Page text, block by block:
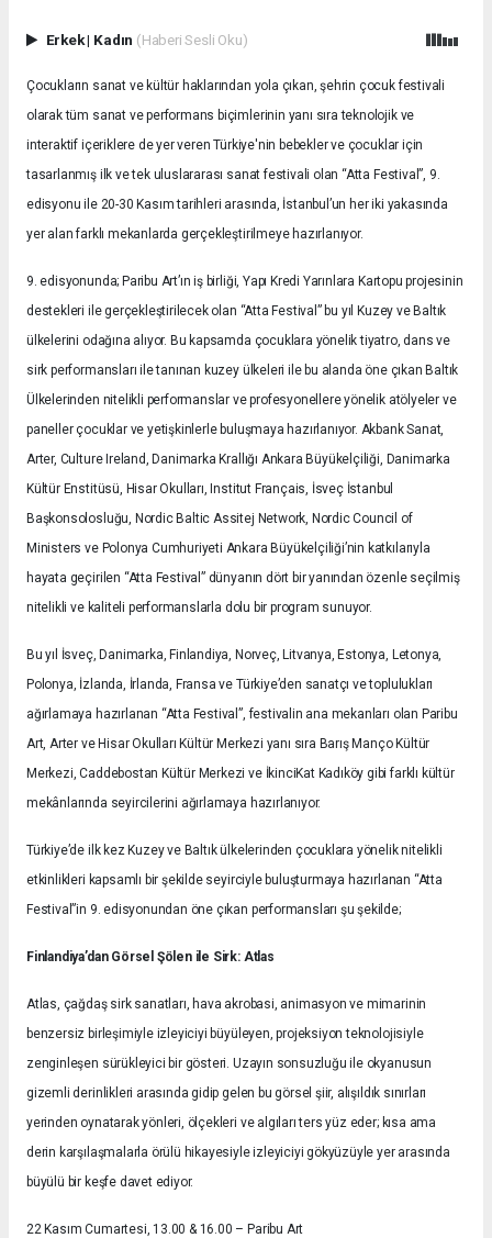
Erkek| Kadın (Haberi Sesli Oku)
Çocukların sanat ve kültür haklarından yola çıkan, şehrin çocuk festivali
olarak tüm sanat ve performans biçimlerinin yanı sıra teknolojik ve
interaktif içeriklere de yer veren Türkiye'nin bebekler ve çocuklar için
tasarlanmış ilk ve tek uluslararası sanat festivali olan “Atta Festival”, 9.
edisyonu ile 20-30 Kasım tarihleri arasında, İstanbul’un her iki yakasında
yer alan farklı mekanlarda gerçekleştirilmeye hazırlanıyor.
9. edisyonunda; Paribu Art’ın iş birliği, Yapı Kredi Yarınlara Kartopu projesinin
destekleri ile gerçekleştirilecek olan “Atta Festival” bu yıl Kuzey ve Baltık
ülkelerini odağına alıyor. Bu kapsamda çocuklara yönelik tiyatro, dans ve
sirk performansları ile tanınan kuzey ülkeleri ile bu alanda öne çıkan Baltık
Ülkelerinden nitelikli performanslar ve profesyonellere yönelik atölyeler ve
paneller çocuklar ve yetişkinlerle buluşmaya hazırlanıyor. Akbank Sanat,
Arter, Culture Ireland, Danimarka Krallığı Ankara Büyükelçiliği, Danimarka
Kültür Enstitüsü, Hisar Okulları, Institut Français, İsveç İstanbul
Başkonsolosluğu, Nordic Baltic Assitej Network, Nordic Council of
Ministers ve Polonya Cumhuriyeti Ankara Büyükelçiliği’nin katkılarıyla
hayata geçirilen “Atta Festival” dünyanın dört bir yanından özenle seçilmiş
nitelikli ve kaliteli performanslarla dolu bir program sunuyor.
Bu yıl İsveç, Danimarka, Finlandiya, Norveç, Litvanya, Estonya, Letonya,
Polonya, İzlanda, İrlanda, Fransa ve Türkiye’den sanatçı ve toplulukları
ağırlamaya hazırlanan “Atta Festival”, festivalin ana mekanları olan Paribu
Art, Arter ve Hisar Okulları Kültür Merkezi yanı sıra Barış Manço Kültür
Merkezi, Caddebostan Kültür Merkezi ve İkinciKat Kadıköy gibi farklı kültür
mekânlarında seyircilerini ağırlamaya hazırlanıyor.
Türkiye’de ilk kez Kuzey ve Baltık ülkelerinden çocuklara yönelik nitelikli
etkinlikleri kapsamlı bir şekilde seyirciyle buluşturmaya hazırlanan “Atta
Festival”in 9. edisyonundan öne çıkan performansları şu şekilde;
Finlandiya’dan Görsel Şölen ile Sirk: Atlas
Atlas, çağdaş sirk sanatları, hava akrobasi, animasyon ve mimarinin
benzersiz birleşimiyle izleyiciyi büyüleyen, projeksiyon teknolojisiyle
zenginleşen sürükleyici bir gösteri. Uzayın sonsuzluğu ile okyanusun
gizemli derinlikleri arasında gidip gelen bu görsel şiir, alışıldık sınırları
yerinden oynatarak yönleri, ölçekleri ve algıları ters yüz eder; kısa ama
derin karşılaşmalarla örülü hikayesiyle izleyiciyi gökyüzüyle yer arasında
büyülü bir keşfe davet ediyor.
22 Kasım Cumartesi, 13.00 & 16.00 – Paribu Art